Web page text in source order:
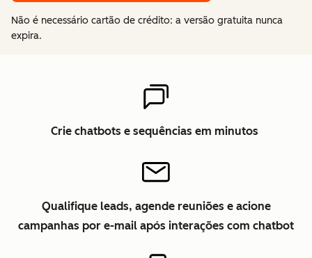
Não é necessário cartão de crédito: a versão gratuita nunca
expira.
Crie chatbots e sequências em minutos
Qualifique leads, agende reuniões e acione
campanhas por e-mail após interações com chatbot